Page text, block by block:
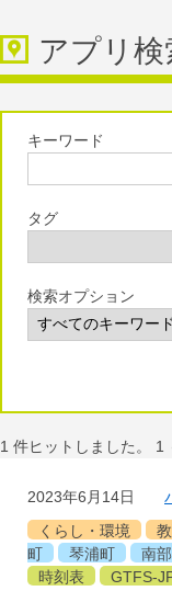
アプリ検
キーワード
タグ
検索オプション
1 件ヒットしました。 1
2023年6月14日
くらし・環境
町
琴浦町 南
時刻表
GTFS-